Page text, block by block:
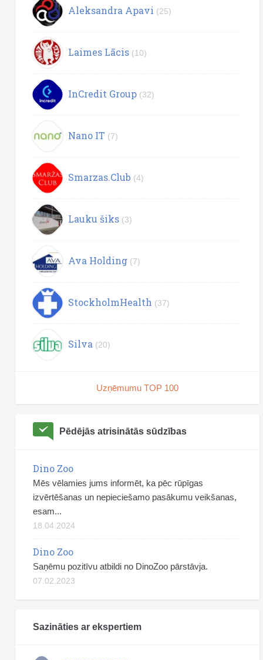
Aleksandra Apavi (25)
Laimes Lācis (10)
InCredit Group (32)
Nano IT (7)
Smarzas.Club (4)
Lauku šiks (3)
Ava Holding (7)
StockholmHealth (37)
Silva (20)
Uzņēmumu TOP 100
Pēdējās atrisinātās sūdzības
Dino Zoo
Mēs vēlamies jums informēt, ka pēc rūpīgas
izvērtēšanas un nepieciešamo pasākumu veikšanas,
esam...
18.04.2024
Dino Zoo
Saņēmu pozitīvu atbildi no DinoZoo pārstāvja.
07.02.2023
Sazināties ar ekspertiem